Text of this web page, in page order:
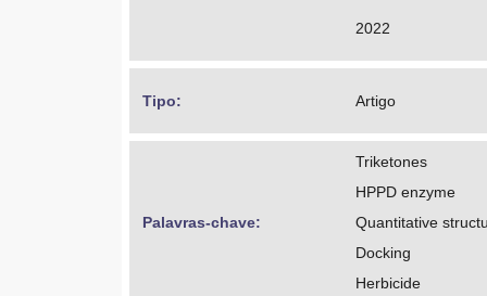
2022
Tipo: Artigo
Palavras-chave:
Triketones
HPPD enzyme
Quantitative
Docking
Herbicide